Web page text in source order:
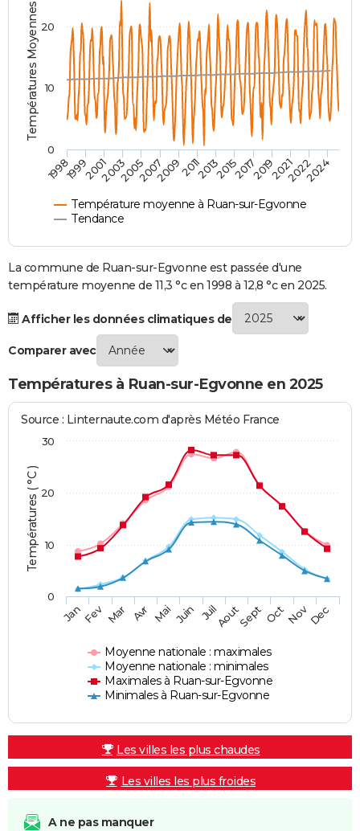
Destinations
City break
Voyage nature
Voyage de noces
Forum
Climat
PHOTO
GUIDES D'ACHAT
BONS PLANS
CARTE DE VOEUX
Carte de Noël
Carte Bonne année
Carte Saint-Valentin
Carte Pâques
Carte d'anniversaire
DICTIONNAIRE
Dictionnaire
Biographies
Citations
Expressions
Proverbes
PROGRAMME TV
COPAINS D'AVANT
S'inscrire
Se connecter
Lycées
Collèges
Primaires
Universités
Entreprises
Service militaire
Avis de recherche
AVIS DE DÉCÈS
FORUM
Températures Moyennes ( °C )
Température moyenne à Ruan-sur-Egvonne
Tendance
199819992001200320052007200920112013201520172019202120222024
0
10
20
La commune de Ruan-sur-Egvonne est passée d'une
température moyenne de 11,3 °c en 1998 à 12,8 °c en 2025.
Afficher les données climatiques de
Comparer avec
Températures à Ruan-sur-Egvonne en 2025
Températures ( °C )
Source : Linternaute.com d'après Météo France
Moyenne nationale : maximales
Moyenne nationale : minimales
Maximales à Ruan-sur-Egvonne
Minimales à Ruan-sur-Egvonne
JanFev Mar Avr Mai Juin JuilAoutSept OctNovDec
0
10
20
30
Les villes les plus chaudes
Les villes les plus froides
A ne pas manquer